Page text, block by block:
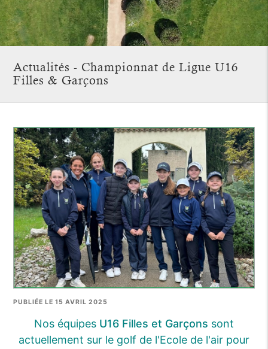
Actualités - Championnat de Ligue U16
Filles & Garçons
PUBLIÉE LE 15 AVRIL 2025
Nos équipes U16 Filles et Garçons sont
actuellement sur le golf de l'Ecole de l'air pour